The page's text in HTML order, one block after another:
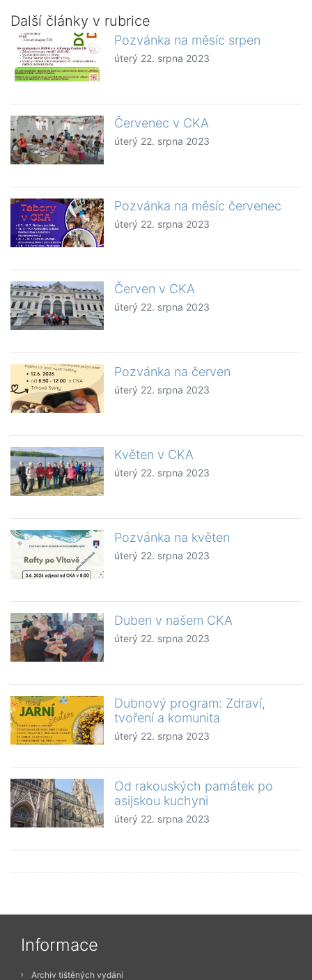
Další články v rubrice
Pozvánka na měsíc srpen
úterý 22. srpna 2023
Červenec v CKA
úterý 22. srpna 2023
Pozvánka na měsíc červenec
úterý 22. srpna 2023
Červen v CKA
úterý 22. srpna 2023
Pozvánka na červen
úterý 22. srpna 2023
Květen v CKA
úterý 22. srpna 2023
Pozvánka na květen
úterý 22. srpna 2023
Duben v našem CKA
úterý 22. srpna 2023
Dubnový program: Zdraví,
tvoření a komunita
úterý 22. srpna 2023
Od rakouských památek po
asijskou kuchyni
úterý 22. srpna 2023
Informace
Archiv tištěných vydání